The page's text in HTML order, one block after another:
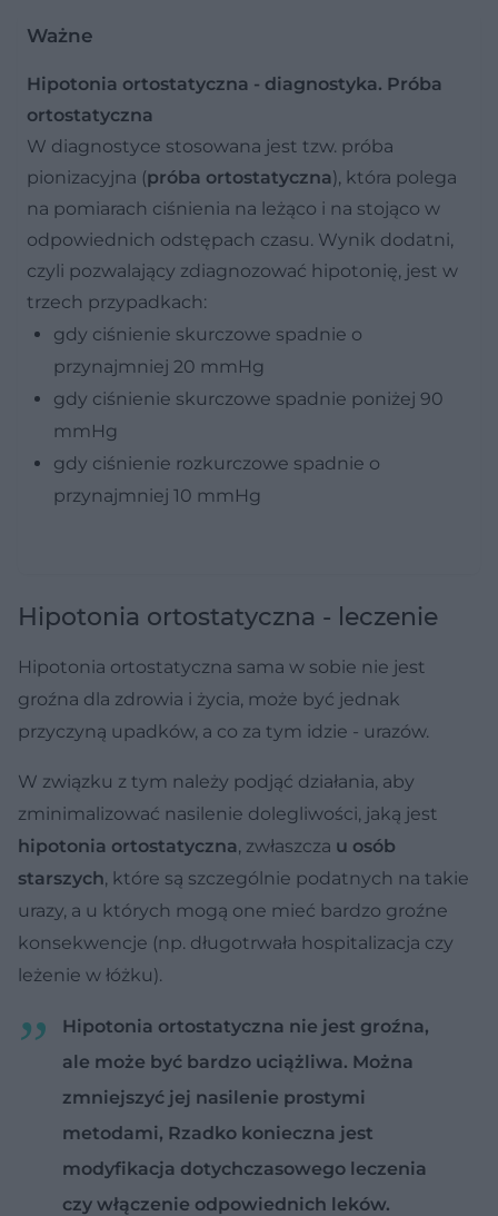
Ważne
Hipotonia ortostatyczna - diagnostyka. Próba
ortostatyczna
W diagnostyce stosowana jest tzw. próba
pionizacyjna (próba ortostatyczna), która polega
na pomiarach ciśnienia na leżąco i na stojąco w
odpowiednich odstępach czasu. Wynik dodatni,
czyli pozwalający zdiagnozować hipotonię, jest w
trzech przypadkach:
gdy ciśnienie skurczowe spadnie o
przynajmniej 20 mmHg
gdy ciśnienie skurczowe spadnie poniżej 90
mmHg
gdy ciśnienie rozkurczowe spadnie o
przynajmniej 10 mmHg
Hipotonia ortostatyczna - leczenie
Hipotonia ortostatyczna sama w sobie nie jest
groźna dla zdrowia i życia, może być jednak
przyczyną upadków, a co za tym idzie - urazów.
W związku z tym należy podjąć działania, aby
zminimalizować nasilenie dolegliwości, jaką jest
hipotonia ortostatyczna, zwłaszcza u osób
starszych, które są szczególnie podatnych na takie
urazy, a u których mogą one mieć bardzo groźne
konsekwencje (np. długotrwała hospitalizacja czy
leżenie w łóżku).
Hipotonia ortostatyczna nie jest groźna,
ale może być bardzo uciążliwa. Można
zmniejszyć jej nasilenie prostymi
metodami, Rzadko konieczna jest
modyfikacja dotychczasowego leczenia
czy włączenie odpowiednich leków.